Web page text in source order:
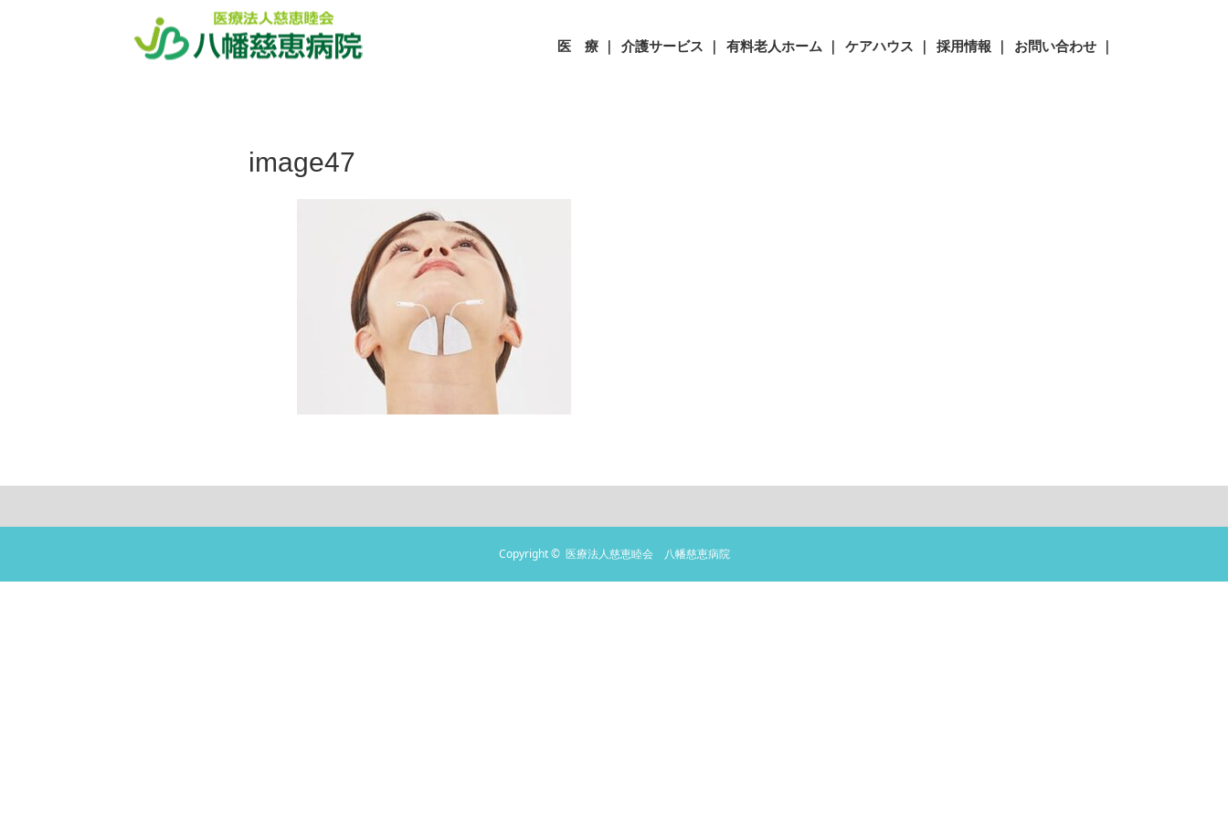
医 療 ｜ 介護サービス ｜ 有料老人ホーム ｜ ケアハウス ｜ 採用情報 ｜ お問い合わせ ｜
ホーム
image47
image47
Copyright © 医療法人慈恵睦会 八幡慈恵病院